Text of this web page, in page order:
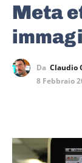
Meta
Da Claudio
8 Febbraio